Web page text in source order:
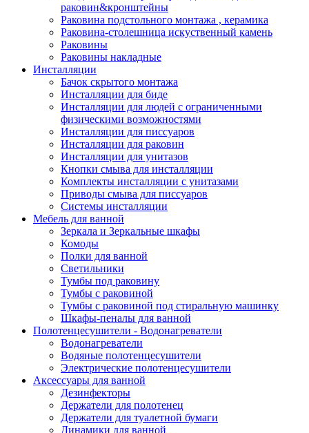
раковин&кронштейны
Раковина подстольного монтажа , керамика
Раковина-столешница искуственный камень
Раковины
Раковины накладные
Инсталляции
Бачок скрытого монтажа
Инсталляции для биде
Инсталляции для людей с ограниченными
физическими возможностями
Инсталляции для писсуаров
Инсталляции для раковин
Инсталляции для унитазов
Кнопки смыва для инсталляции
Комплекты инсталляции с унитазами
Приводы смыва для писсуаров
Системы инсталляции
Мебель для ванной
Зеркала и Зеркальные шкафы
Комоды
Полки для ванной
Светильники
Тумбы под раковину
Тумбы с раковиной
Тумбы с раковиной под стиральную машинку
Шкафы-пеналы для ванной
Полотенцесушители - Водонагреватели
Водонагреватели
Водяные полотенцесушители
Электрические полотенцесушители
Аксессуары для ванной
Дезинфекторы
Держатели для полотенец
Держатели для туалетной бумаги
Динамики для ванной